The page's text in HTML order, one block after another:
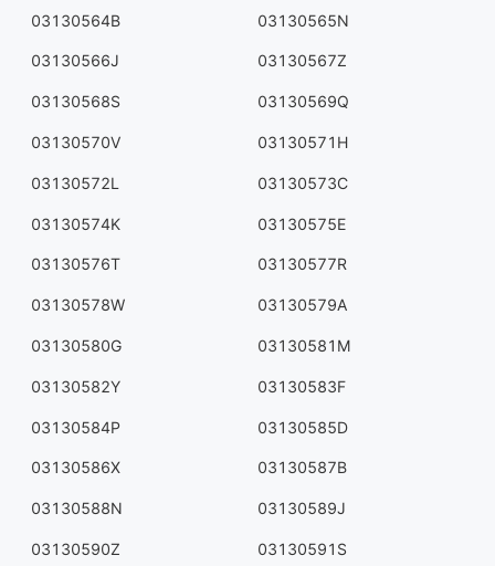
03130564B 03130565N
03130566J 03130567Z
03130568S 03130569Q
03130570V 03130571H
03130572L 03130573C
03130574K 03130575E
03130576T 03130577R
03130578W 03130579A
03130580G 03130581M
03130582Y 03130583F
03130584P 03130585D
03130586X 03130587B
03130588N 03130589J
03130590Z 03130591S